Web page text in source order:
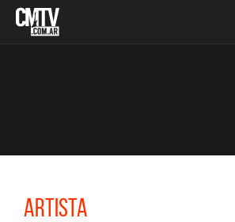
Artista